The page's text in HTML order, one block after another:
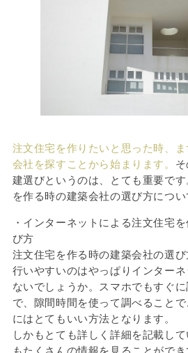
注文住宅を作りたいと思った時、
会社を探すことから始まります。
建選びというのは、とても重要で
を作る時の建築会社の選び方につい
・インターネットによる注文住宅
び方
注文住宅を作る時の建築会社の選
行いやすいのはやっぱりインター
ないでしょうか。スマホでもすぐ
で、隙間時間を使って調べること
にはとてもいい方法となります。
しかもとても詳しく詳細を記載し